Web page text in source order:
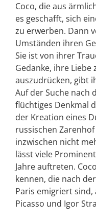
Coco, die aus
es geschafft, sich
zu erwerben. Dann
Umständen ihren
Sie ist von ihrer
Gedanke, ihre
auszudrücken, gibt
Auf der Suche nach
flüchtiges Denkmal
der Kreation eines
russischen
inzwischen nicht
lässt viele
Jahre auftreten.
kennen, die nach
Paris emigriert sind,
Picasso und Igor